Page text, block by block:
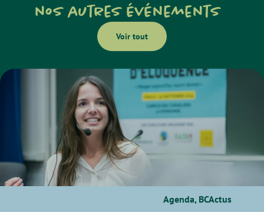
nos autres événements
Voir tout
Agenda, BCActus